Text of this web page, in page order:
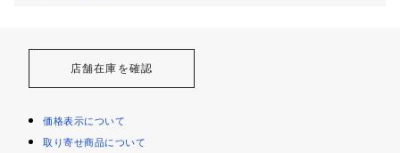
店舗在庫を確認
価格表示について
取り寄せ商品について